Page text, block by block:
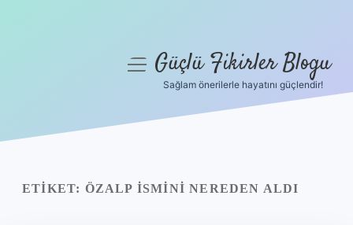
Yasal Uyarı
menüyüGüçlü Fikirler Blogu
Sağlam önerilerle hayatını güçlendir!
ETIKET: ÖZALP ISMINI NEREDEN ALDI